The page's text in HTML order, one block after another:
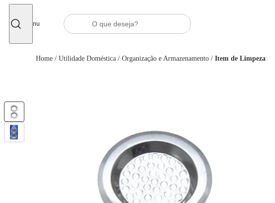
Menu
Home / Utilidade Doméstica / Organização e Armazenamento / Item de Limpeza